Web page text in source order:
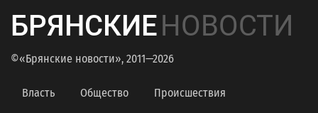
БРЯНСКИЕНОВОСТИ
©«Брянские новости», 2011—2026
Власть Общество Происшествия